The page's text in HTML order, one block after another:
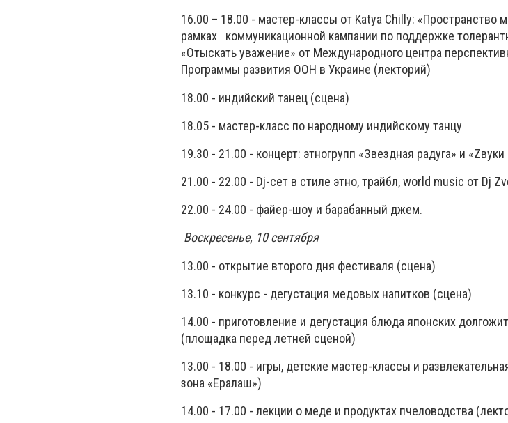
16.00 – 18.00 - мастер-классы от Katya Chilly: «Пространство
рамках коммуникационной кампании по поддержке
«Отыскать уважение» от Международного центра
Программы развития ООН в Украине (лекторий)
18.00 - индийский танец (сцена)
18.05 - мастер-класс по народному индийскому танцу
19.30 - 21.00 - концерт: этногрупп «Звездная радуга» и
21.00 - 22.00 - Dj-сет в стиле этно, трайбл, world music от Dj
22.00 - 24.00 - файер-шоу и барабанный джем.
Воскресенье, 10 сентября
13.00 - открытие второго дня фестиваля (сцена)
13.10 - конкурс - дегустация медовых напитков (сцена)
14.00 - приготовление и дегустация блюда японских
(площадка перед летней сценой)
13.00 - 18.00 - игры, детские мастер-классы и
зона «Ералаш»)
14.00 - 17.00 - лекции о меде и продуктах пчеловодства